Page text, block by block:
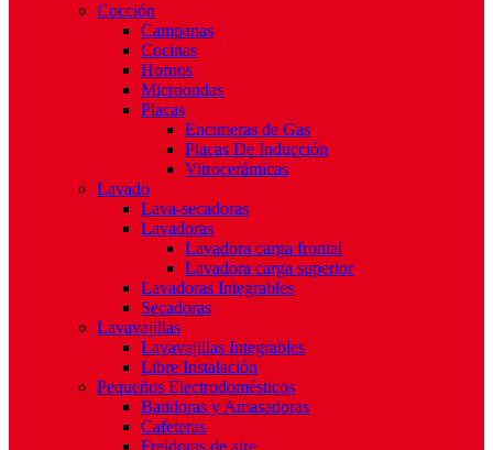
Cocción
Campanas
Cocinas
Hornos
Microondas
Placas
Encimeras de Gas
Placas De Inducción
Vitrocerámicas
Lavado
Lava-secadoras
Lavadoras
Lavadora carga frontal
Lavadora carga superior
Lavadoras Integrables
Secadoras
Lavavajillas
Lavavajillas Integrables
Libre Instalación
Pequeños Electrodomésticos
Batidoras y Amasadoras
Cafeteras
Freidoras de aire